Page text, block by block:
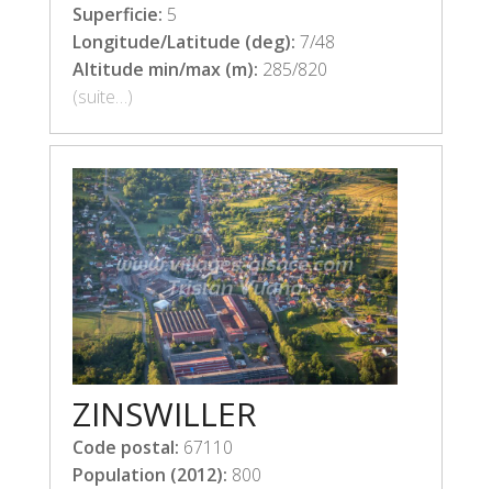
Superficie: 5
Longitude/Latitude (deg): 7/48
Altitude min/max (m): 285/820
(suite…)
ZINSWILLER
Code postal: 67110
Population (2012): 800